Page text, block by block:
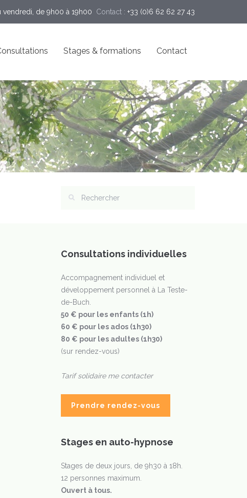
vendredi, de 9h00 à 19h00 Contact : +33 (0)6 62 62 27 43
Stages & formations Contact
Consultations individuelles
Accompagnement individuel et
développement personnel à La Teste-
de-Buch.
50 € pour les enfants (1h)
60 € pour les ados (1h30)
80 € pour les adultes (1h30)
(sur rendez-vous)
Tarif solidaire me contacter
Prendre rendez-vous
Stages en auto-hypnose
Stages de deux jours, de 9h30 à 18h.
12 personnes maximum.
Ouvert à tous.